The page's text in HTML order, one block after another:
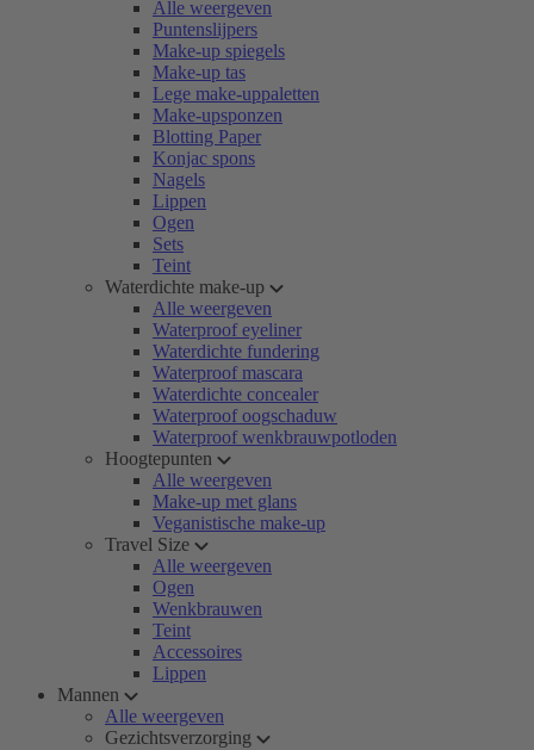
Alle weergeven
Puntenslijpers
Make-up spiegels
Make-up tas
Lege make-uppaletten
Make-upsponzen
Blotting Paper
Konjac spons
Nagels
Lippen
Ogen
Sets
Teint
Waterdichte make-up
Alle weergeven
Waterproof eyeliner
Waterdichte fundering
Waterproof mascara
Waterdichte concealer
Waterproof oogschaduw
Waterproof wenkbrauwpotloden
Hoogtepunten
Alle weergeven
Make-up met glans
Veganistische make-up
Travel Size
Alle weergeven
Ogen
Wenkbrauwen
Teint
Accessoires
Lippen
Mannen
Alle weergeven
Gezichtsverzorging